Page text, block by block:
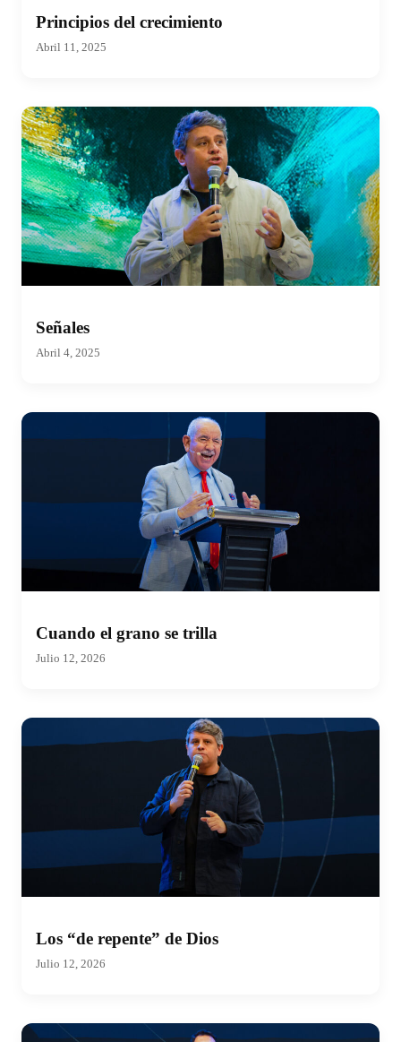
Principios del crecimiento
Abril 11, 2025
Señales
Abril 4, 2025
Cuando el grano se trilla
Julio 12, 2026
Los “de repente” de Dios
Julio 12, 2026